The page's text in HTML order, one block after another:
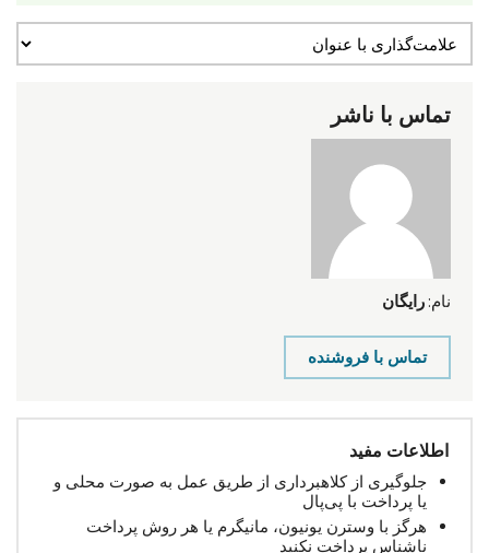
تماس با ناشر
نام: رایگان
تماس با فروشنده
اطلاعات مفید
جلوگیری از کلاهبرداری از طریق عمل به صورت محلی و
یا پرداخت با پی‌پال
هرگز با وسترن یونیون، مانیگرم یا هر روش پرداخت
ناشناس پرداخت نکنید